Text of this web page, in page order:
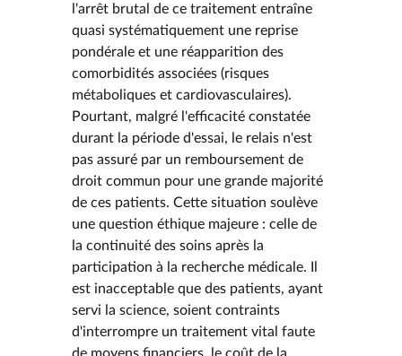
l'arrêt brutal de ce traitement entraîne
quasi systématiquement une reprise
pondérale et une réapparition des
comorbidités associées (risques
métaboliques et cardiovasculaires).
Pourtant, malgré l'efficacité constatée
durant la période d'essai, le relais n'est
pas assuré par un remboursement de
droit commun pour une grande majorité
de ces patients. Cette situation soulève
une question éthique majeure : celle de
la continuité des soins après la
participation à la recherche médicale. Il
est inacceptable que des patients, ayant
servi la science, soient contraints
d'interrompre un traitement vital faute
de moyens financiers, le coût de la